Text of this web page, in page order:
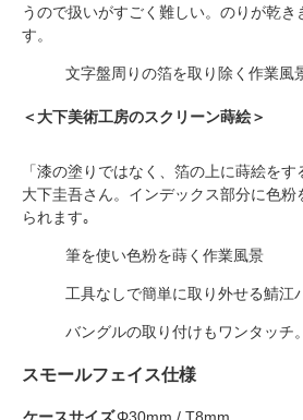
うので扱いがすごく難しい。のりが乾
す。
文字盤周りの箔を取り除く作業風
＜大下美術工房のスクリーン蒔絵＞
「漆の塗りではなく、箔の上に蒔絵を
大下圭吾さん。インデックス部分に色
られます｡
筆を使い色粉を蒔く作業風景
工具なしで簡単に取り外せる鯖江
バングルの取り付けもワンタッチ。
スモールフェイス仕様